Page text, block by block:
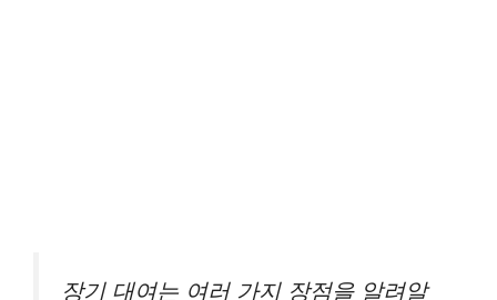
장기 대여는 여러 가지 장점을 알려알